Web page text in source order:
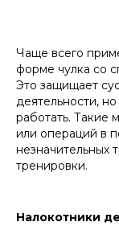
Чаще всего
форме чулка со
Это защищает
деятельности,
работать. Такие
или операций в
незначительных
тренировки.
Налокотники